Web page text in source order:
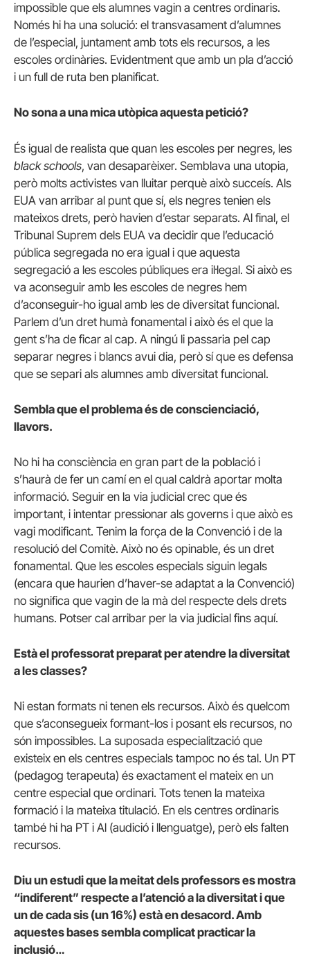
impossible que els alumnes vagin a centres ordinaris.
Només hi ha una solució: el transvasament d’alumnes
de l’especial, juntament amb tots els recursos, a les
escoles ordinàries. Evidentment que amb un pla d’acció
i un full de ruta ben planificat.
No sona a una mica utòpica aquesta petició?
És igual de realista que quan les escoles per negres, les
black schools, van desaparèixer. Semblava una utopia,
però molts activistes van lluitar perquè això succeís. Als
EUA van arribar al punt que sí, els negres tenien els
mateixos drets, però havien d’estar separats. Al final, el
Tribunal Suprem dels EUA va decidir que l’educació
pública segregada no era igual i que aquesta
segregació a les escoles públiques era il·legal. Si això es
va aconseguir amb les escoles de negres hem
d’aconseguir-ho igual amb les de diversitat funcional.
Parlem d’un dret humà fonamental i això és el que la
gent s’ha de ficar al cap. A ningú li passaria pel cap
separar negres i blancs avui dia, però sí que es defensa
que se separi als alumnes amb diversitat funcional.
Sembla que el problema és de conscienciació,
llavors.
No hi ha consciència en gran part de la població i
s’haurà de fer un camí en el qual caldrà aportar molta
informació. Seguir en la via judicial crec que és
important, i intentar pressionar als governs i que això es
vagi modificant. Tenim la força de la Convenció i de la
resolució del Comitè. Això no és opinable, és un dret
fonamental. Que les escoles especials siguin legals
(encara que haurien d’haver-se adaptat a la Convenció)
no significa que vagin de la mà del respecte dels drets
humans. Potser cal arribar per la via judicial fins aquí.
Està el professorat preparat per atendre la diversitat
a les classes?
Ni estan formats ni tenen els recursos. Això és quelcom
que s’aconsegueix formant-los i posant els recursos, no
són impossibles. La suposada especialització que
existeix en els centres especials tampoc no és tal. Un PT
(pedagog terapeuta) és exactament el mateix en un
centre especial que ordinari. Tots tenen la mateixa
formació i la mateixa titulació. En els centres ordinaris
també hi ha PT i Al (audició i llenguatge), però els falten
recursos.
Diu un estudi que la meitat dels professors es mostra
“indiferent” respecte a l’atenció a la diversitat i que
un de cada sis (un 16%) està en desacord. Amb
aquestes bases sembla complicat practicar la
inclusió…